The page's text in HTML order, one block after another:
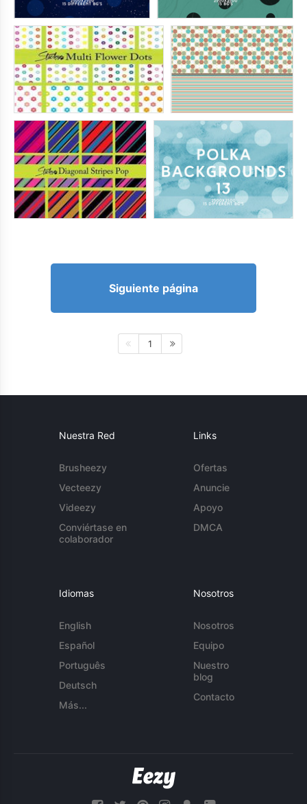
Siguiente página
1
Nuestra Red
Brusheezy
Vecteezy
Videezy
Conviértase en
colaborador
Links
Ofertas
Anuncie
Apoyo
DMCA
Idiomas
English
Español
Português
Deutsch
Más...
Nosotros
Nosotros
Equipo
Nuestro
blog
Contacto